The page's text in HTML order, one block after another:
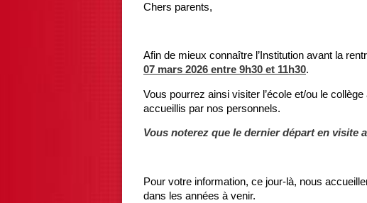
Chers parents,
Afin de mieux connaître l’Institution avant la
07 mars 2026 entre 9h30 et 11h30.
Vous pourrez ainsi visiter l’école et/ou le
accueillis par nos personnels.
Vous noterez que le dernier départ en visite
Pour votre information, ce jour-là, nous
dans les années à venir.